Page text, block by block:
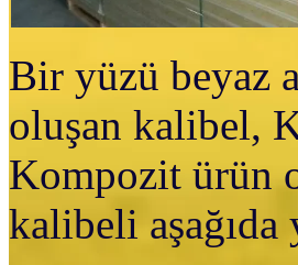
Bir yüzü beyaz
oluşan kalibel,
Kompozit ürün
kalibeli